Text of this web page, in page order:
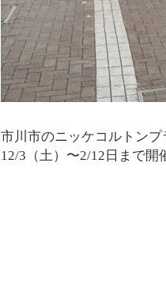
市川市のニッケコルトン
12/3（土）〜2/12日まで開